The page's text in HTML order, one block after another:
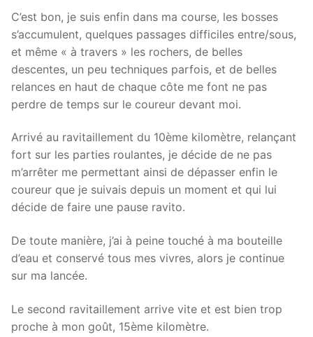
C’est bon, je suis enfin dans ma course, les bosses
s’accumulent, quelques passages difficiles entre/sous,
et même « à travers » les rochers, de belles
descentes, un peu techniques parfois, et de belles
relances en haut de chaque côte me font ne pas
perdre de temps sur le coureur devant moi.
Arrivé au ravitaillement du 10ème kilomètre, relançant
fort sur les parties roulantes, je décide de ne pas
m’arrêter me permettant ainsi de dépasser enfin le
coureur que je suivais depuis un moment et qui lui
décide de faire une pause ravito.
De toute manière, j’ai à peine touché à ma bouteille
d’eau et conservé tous mes vivres, alors je continue
sur ma lancée.
Le second ravitaillement arrive vite et est bien trop
proche à mon goût, 15ème kilomètre.